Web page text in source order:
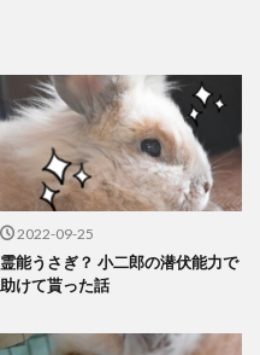
2022-09-25
霊能うさぎ？ 小二郎の潜伏能力で
助けて貰った話